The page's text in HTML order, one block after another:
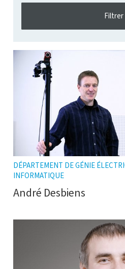
DÉPARTEMENT DE GÉNIE
INFORMATIQUE
André Desbiens